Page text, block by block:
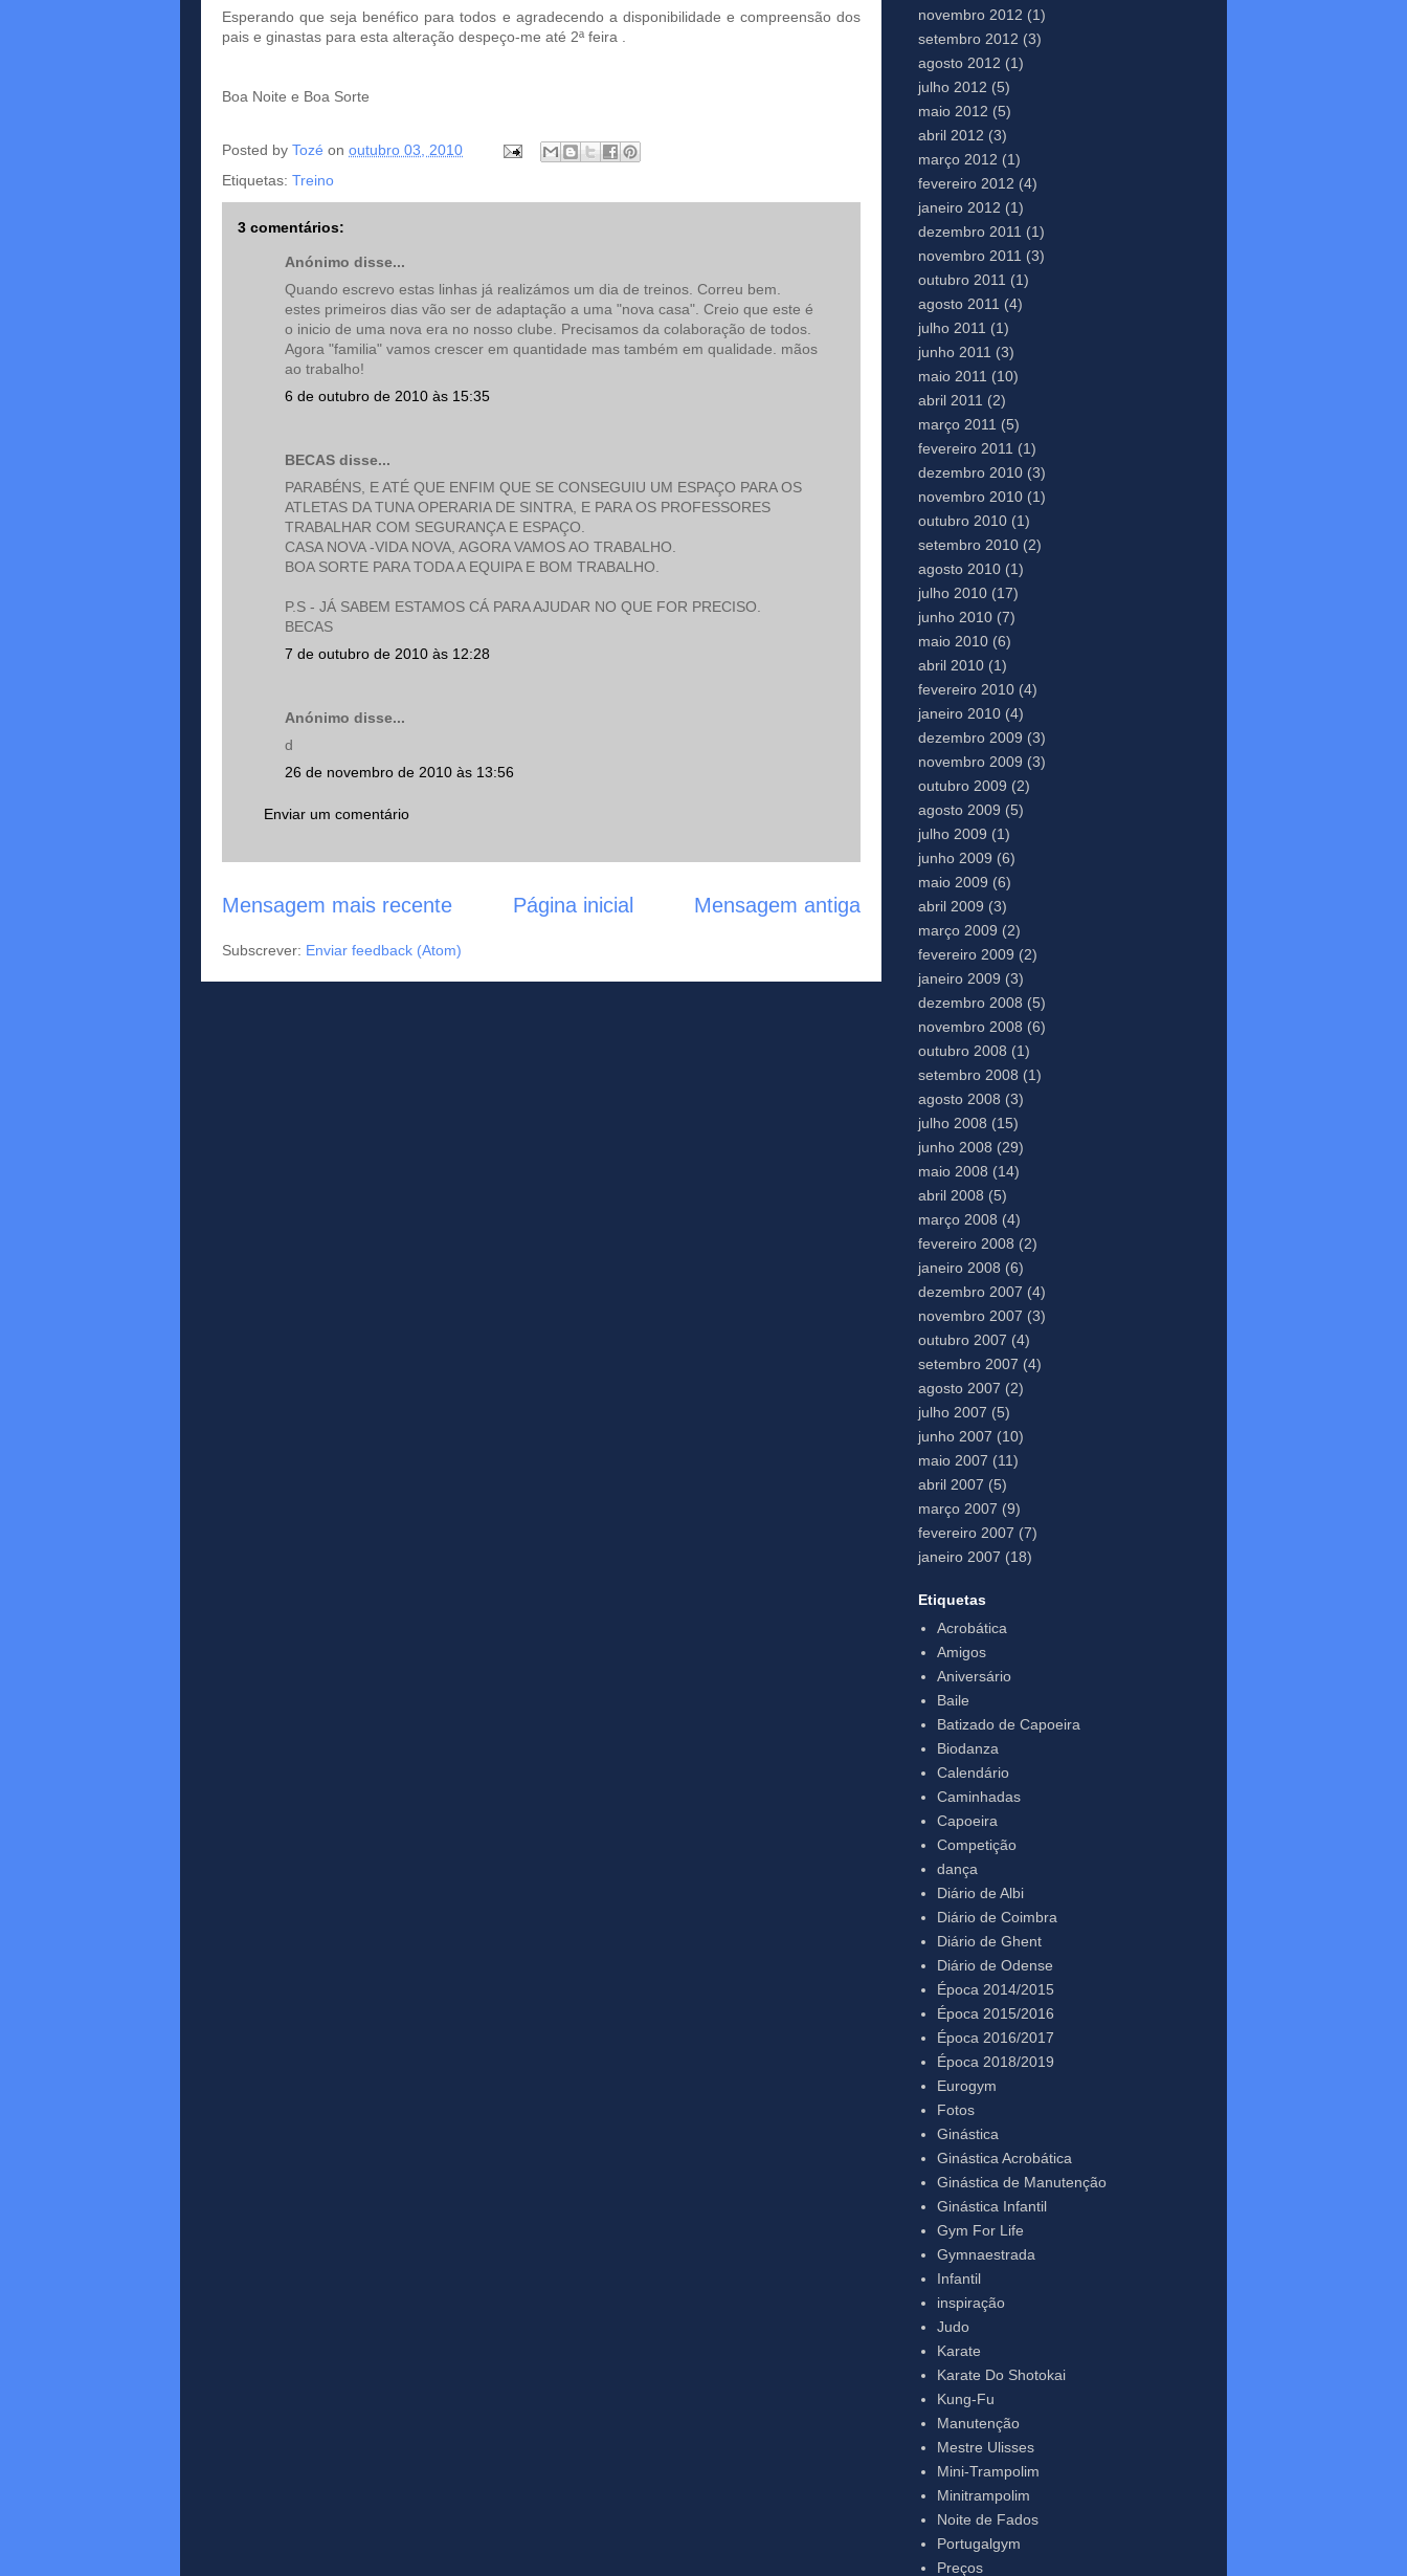
Esperando que seja benéfico para todos e agradecendo a disponibilidade e compreensão dos
pais e ginastas para esta alteração despeço-me até 2ª feira .
Boa Noite e Boa Sorte
Posted by Tozé on outubro 03, 2010
Etiquetas: Treino
3 comentários:
Anónimo disse...
Quando escrevo estas linhas já realizámos um dia de treinos. Correu bem.
estes primeiros dias vão ser de adaptação a uma "nova casa". Creio que este é
o inicio de uma nova era no nosso clube. Precisamos da colaboração de todos.
Agora "familia" vamos crescer em quantidade mas também em qualidade. mãos
ao trabalho!
6 de outubro de 2010 às 15:35
BECAS disse...
PARABÉNS, E ATÉ QUE ENFIM QUE SE CONSEGUIU UM ESPAÇO PARA OS
ATLETAS DA TUNA OPERARIA DE SINTRA, E PARA OS PROFESSORES
TRABALHAR COM SEGURANÇA E ESPAÇO.
CASA NOVA -VIDA NOVA, AGORA VAMOS AO TRABALHO.
BOA SORTE PARA TODA A EQUIPA E BOM TRABALHO.
P.S - JÁ SABEM ESTAMOS CÁ PARA AJUDAR NO QUE FOR PRECISO.
BECAS
7 de outubro de 2010 às 12:28
Anónimo disse...
d
26 de novembro de 2010 às 13:56
Enviar um comentário
Mensagem mais recente Mensagem antiga
Página inicial
Subscrever: Enviar feedback (Atom)
novembro 2012 (1)
setembro 2012 (3)
agosto 2012 (1)
julho 2012 (5)
maio 2012 (5)
abril 2012 (3)
março 2012 (1)
fevereiro 2012 (4)
janeiro 2012 (1)
dezembro 2011 (1)
novembro 2011 (3)
outubro 2011 (1)
agosto 2011 (4)
julho 2011 (1)
junho 2011 (3)
maio 2011 (10)
abril 2011 (2)
março 2011 (5)
fevereiro 2011 (1)
dezembro 2010 (3)
novembro 2010 (1)
outubro 2010 (1)
setembro 2010 (2)
agosto 2010 (1)
julho 2010 (17)
junho 2010 (7)
maio 2010 (6)
abril 2010 (1)
fevereiro 2010 (4)
janeiro 2010 (4)
dezembro 2009 (3)
novembro 2009 (3)
outubro 2009 (2)
agosto 2009 (5)
julho 2009 (1)
junho 2009 (6)
maio 2009 (6)
abril 2009 (3)
março 2009 (2)
fevereiro 2009 (2)
janeiro 2009 (3)
dezembro 2008 (5)
novembro 2008 (6)
outubro 2008 (1)
setembro 2008 (1)
agosto 2008 (3)
julho 2008 (15)
junho 2008 (29)
maio 2008 (14)
abril 2008 (5)
março 2008 (4)
fevereiro 2008 (2)
janeiro 2008 (6)
dezembro 2007 (4)
novembro 2007 (3)
outubro 2007 (4)
setembro 2007 (4)
agosto 2007 (2)
julho 2007 (5)
junho 2007 (10)
maio 2007 (11)
abril 2007 (5)
março 2007 (9)
fevereiro 2007 (7)
janeiro 2007 (18)
Etiquetas
Acrobática
Amigos
Aniversário
Baile
Batizado de Capoeira
Biodanza
Calendário
Caminhadas
Capoeira
Competição
dança
Diário de Albi
Diário de Coimbra
Diário de Ghent
Diário de Odense
Época 2014/2015
Época 2015/2016
Época 2016/2017
Época 2018/2019
Eurogym
Fotos
Ginástica
Ginástica Acrobática
Ginástica de Manutenção
Ginástica Infantil
Gym For Life
Gymnaestrada
Infantil
inspiração
Judo
Karate
Karate Do Shotokai
Kung-Fu
Manutenção
Mestre Ulisses
Mini-Trampolim
Minitrampolim
Noite de Fados
Portugalgym
Preços